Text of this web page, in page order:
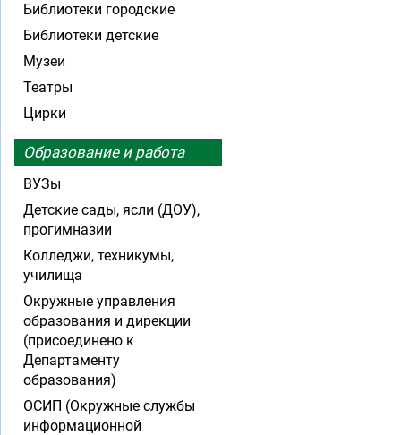
Библиотеки городские
Библиотеки детские
Музеи
Театры
Цирки
Образование и работа
ВУЗы
Детские сады, ясли (ДОУ),
прогимназии
Колледжи, техникумы,
училища
Окружные управления
образования и дирекции
(присоединено к
Департаменту
образования)
ОСИП (Окружные службы
информационной